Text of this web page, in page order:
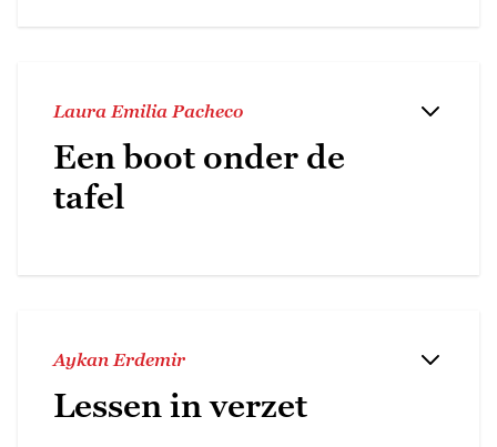
Laura Emilia Pacheco
Een boot onder de
tafel
Aykan Erdemir
Lessen in verzet